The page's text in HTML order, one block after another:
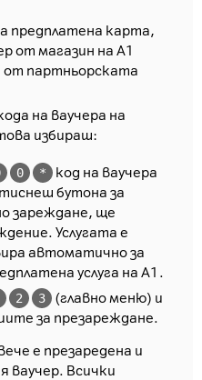
предплатена карта,
от магазин на A1
от партньорската
на ваучера на
избираш:
0 * код на ваучера
бутона за
зареждане, ще
Услугата е
автоматично за
услуга на А1.
2 3
(главно меню) и
за презареждане.
е презаредена и
ваучер. Всички